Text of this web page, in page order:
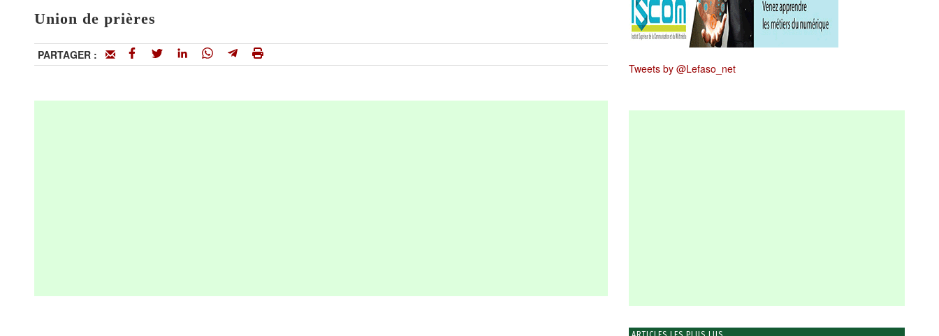
Union de prières
PARTAGER :
Tweets by @Lefaso_net